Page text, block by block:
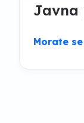
Javna
Morate